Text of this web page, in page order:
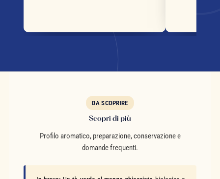
DA SCOPRIRE
Scopri di più
Profilo aromatico, preparazione, conservazione e
domande frequenti.